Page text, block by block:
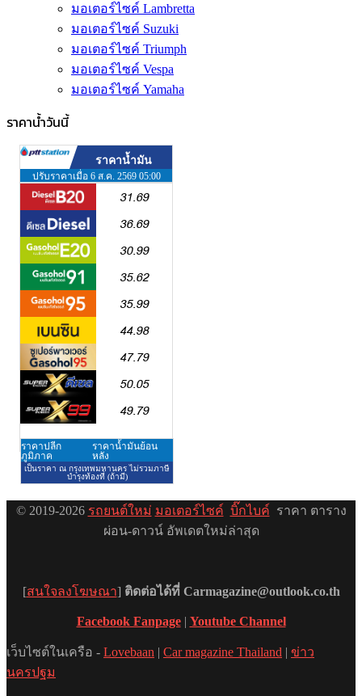
มอเตอร์ไซค์ Lambretta
มอเตอร์ไซค์ Suzuki
มอเตอร์ไซค์ Triumph
มอเตอร์ไซค์ Vespa
มอเตอร์ไซค์ Yamaha
ราคาน้ำวันนี้
© 2019-2026 รถยนต์ใหม่ มอเตอร์ไซค์ บิ๊กไบค์ ราคา ตาราง
ผ่อน-ดาวน์ อัพเดตใหม่ล่าสุด
[สนใจลงโฆษณา] ติดต่อได้ที่ Carmagazine@outlook.co.th
Facebook Fanpage| Youtube Channel
เว็บไซต์ในเครือ - Lovebaan | Car magazine Thailand | ข่าว
นครปฐม